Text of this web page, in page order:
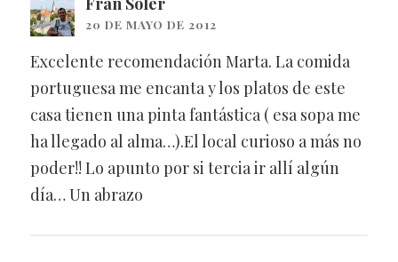
20 DE MAYO DE 2012
Excelente recomendación Marta. La comida
portuguesa me encanta y los platos de este
casa tienen una pinta fantástica ( esa sopa me
ha llegado al alma…).El local curioso a más no
poder!! Lo apunto por si tercia ir allí algún
día… Un abrazo